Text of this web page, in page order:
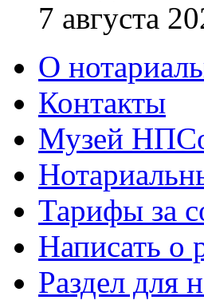
7 августа
О
Контакты
Музей
Тарифы за
Написать о
Раздел для